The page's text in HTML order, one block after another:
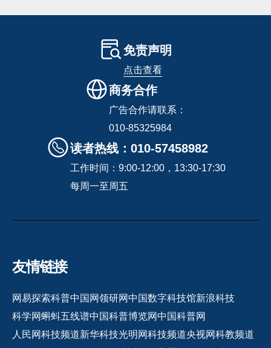
免责声明
点击查看
商务合作
广告合作请联系：
010-85325984
读者热线：010-57458982
工作时间：9:00-12:00，13:30-17:30
每周一至周五
友情链接
网易探索科普中国网领研网中国数字科技馆新浪科技
科学网蝌蚪五线谱中国科普博览网中国科普网
人民网科技频道新华科技光明网科技频道央视网科教频道